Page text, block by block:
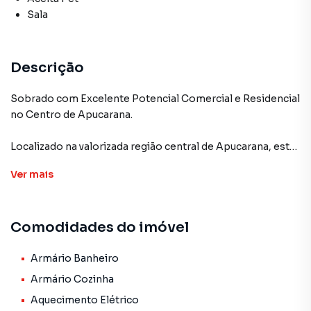
Sala
Descrição
Sobrado com Excelente Potencial Comercial e Residencial
no Centro de Apucarana.
Localizado na valorizada região central de Apucarana, este
oportunidade de investimento.
imóvel possui 83,44 m² de construção em um terreno de
construída nos fundos do lote, proporcionando amplo
aproveitamento da área frontal.
Por estar inserido em zoneamento ZC1, o imóvel oferece
Ver mais
Comodidades do imóvel
Armário Banheiro
Armário Cozinha
Aquecimento Elétrico